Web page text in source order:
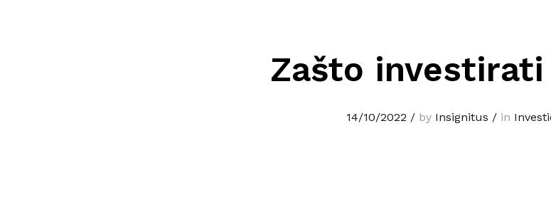
Zašto investirati
14/10/2022 / by Insignitus / in